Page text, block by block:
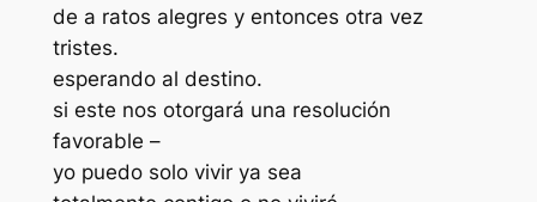
de a ratos alegres y entonces otra vez
tristes.
esperando al destino.
si este nos otorgará una resolución
favorable –
yo puedo solo vivir ya sea